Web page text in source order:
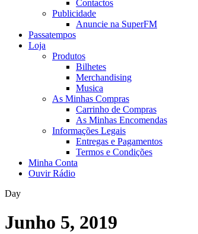
Contactos
Publicidade
Anuncie na SuperFM
Passatempos
Loja
Produtos
Bilhetes
Merchandising
Musica
As Minhas Compras
Carrinho de Compras
As Minhas Encomendas
Informações Legais
Entregas e Pagamentos
Termos e Condições
Minha Conta
Ouvir Rádio
Day
Junho 5, 2019